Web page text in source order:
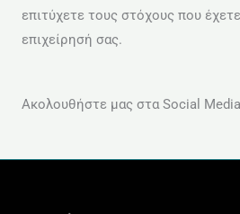
επιτύχετε τους στόχους που
επιχείρησή σας.
Ακολουθήστε μας στα Social